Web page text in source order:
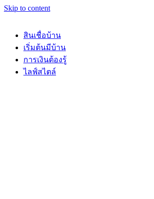
Skip to content
สินเชื่อบ้าน
เริ่มต้นมีบ้าน
การเงินต้องรู้
ไลฟ์สไตล์